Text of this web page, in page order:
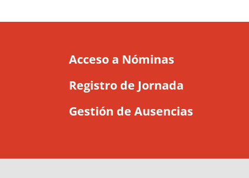
Acceso a Nóminas
Registro de Jornada
Gestión de Ausencias